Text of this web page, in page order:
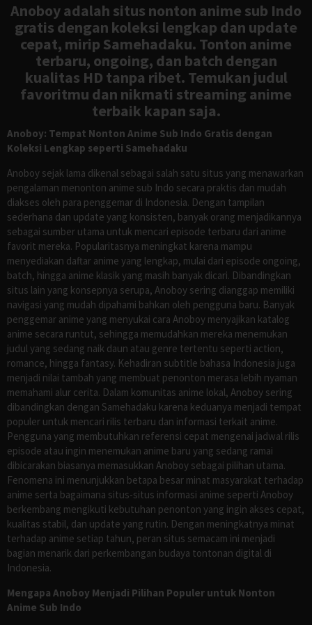
Anoboy adalah situs nonton anime sub Indo
gratis dengan koleksi lengkap dan update
cepat, mirip Samehadaku. Tonton anime
terbaru, ongoing, dan batch dengan
kualitas HD tanpa ribet. Temukan judul
favoritmu dan nikmati streaming anime
terbaik kapan saja.
Anoboy: Tempat Nonton Anime Sub Indo Gratis dengan
Koleksi Lengkap seperti Samehadaku
Anoboy sejak lama dikenal sebagai salah satu situs yang menawarkan
pengalaman menonton anime sub Indo secara praktis dan mudah
diakses oleh para penggemar di Indonesia. Dengan tampilan
sederhana dan update yang konsisten, banyak orang menjadikannya
sebagai sumber utama untuk mencari episode terbaru dari anime
favorit mereka. Popularitasnya meningkat karena mampu
menyediakan daftar anime yang lengkap, mulai dari episode ongoing,
batch, hingga anime klasik yang masih banyak dicari. Dibandingkan
situs lain yang konsepnya serupa, Anoboy sering dianggap memiliki
navigasi yang mudah dipahami bahkan oleh pengguna baru. Banyak
penggemar anime yang menyukai cara Anoboy menyajikan katalog
anime secara runtut, sehingga memudahkan mereka menemukan
judul yang sedang naik daun atau genre tertentu seperti action,
romance, hingga fantasy. Kehadiran subtitle bahasa Indonesia juga
menjadi nilai tambah yang membuat penonton merasa lebih nyaman
memahami alur cerita. Dalam komunitas anime lokal, Anoboy sering
dibandingkan dengan Samehadaku karena keduanya menjadi tempat
populer untuk mencari rilis terbaru dan informasi terkait anime.
Pengguna yang membutuhkan referensi cepat mengenai jadwal rilis
episode atau ingin menemukan anime baru yang sedang ramai
dibicarakan biasanya memasukkan Anoboy sebagai pilihan utama.
Fenomena ini menunjukkan betapa besar minat masyarakat terhadap
anime serta bagaimana situs-situs informasi anime seperti Anoboy
berkembang mengikuti kebutuhan penonton yang ingin akses cepat,
kualitas stabil, dan update yang rutin. Dengan meningkatnya minat
terhadap anime setiap tahun, peran situs semacam ini menjadi
bagian menarik dari perkembangan budaya tontonan digital di
Indonesia.
Mengapa Anoboy Menjadi Pilihan Populer untuk Nonton
Anime Sub Indo